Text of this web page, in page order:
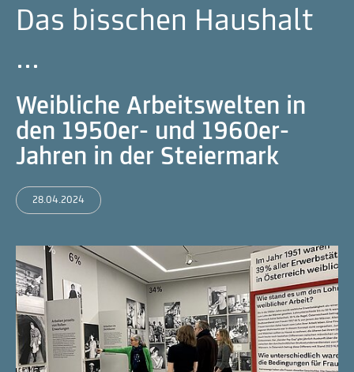
Das bisschen Haushalt
...
Weibliche Arbeitswelten in
den 1950er- und 1960er-
Jahren in der Steiermark
28.04.2024